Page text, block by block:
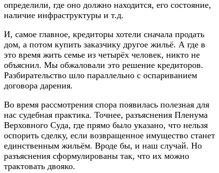
определили, где оно должно находится, его состояние,
наличие инфраструктуры и т.д.
И, самое главное, кредиторы хотели сначала продать
дом, а потом купить заказчику другое жильё. А где в
это время жить семье из четырёх человек, никто не
объяснил. Мы обжаловали это решение кредиторов.
Разбирательство шло параллельно с оспариванием
договора дарения.
Во время рассмотрения спора появилась полезная для
нас судебная практика. Точнее, разъяснения Пленума
Верховного Суда, где прямо было указано, что нельзя
оспорить сделку, если возвращенное имущество станет
единственным жильём. Вроде бы, и наш случай. Но
разъяснения сформулированы так, что их можно
трактовать двояко.